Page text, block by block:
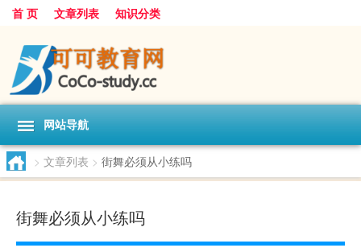
首 页 文章列表 知识分类
网站导航
> 文章列表 > 街舞必须从小练吗
街舞必须从小练吗